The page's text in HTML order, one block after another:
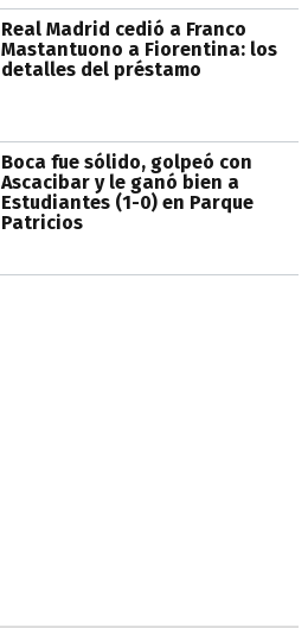
Real Madrid cedió a Franco
Mastantuono a Fiorentina: los
detalles del préstamo
Boca fue sólido, golpeó con
Ascacibar y le ganó bien a
Estudiantes (1-0) en Parque
Patricios